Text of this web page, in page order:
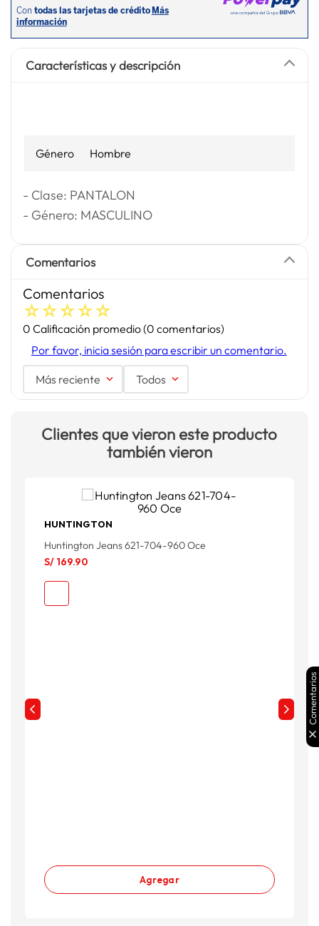
Características y descripción
Género Hombre
- Clase: PANTALON
- Género: MASCULINO
Comentarios
Comentarios
☆☆☆☆☆
0 Calificación promedio(0 comentarios)
Por favor, inicia sesión para escribir un comentario.
Más reciente Todos
Clientes que vieron este producto
también vieron
HUNTINGTON
Huntington Jeans 621-704-960 Oce
S/ 169.90
Agregar
Comentarios